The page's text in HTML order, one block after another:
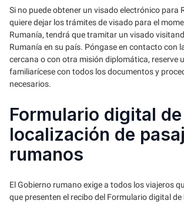
Si no puede obtener un visado electrónico para
quiere dejar los trámites de visado para el
Rumanía, tendrá que tramitar un visado
Rumanía en su país. Póngase en contacto con
cercana o con otra misión diplomática, reserve
familiarícese con todos los documentos y
necesarios.
Formulario digital de
localización de
rumanos
El Gobierno rumano exige a todos los viajeros
que presenten el recibo del Formulario digital